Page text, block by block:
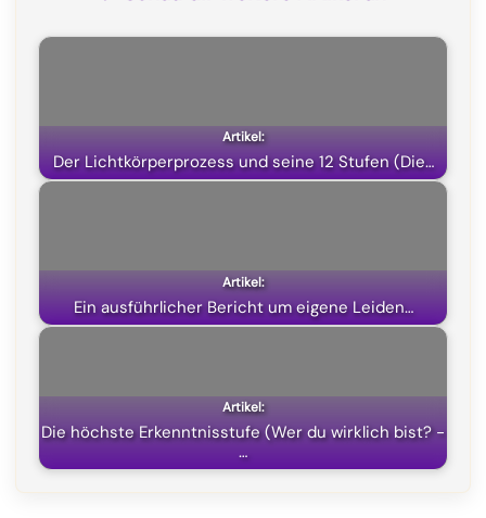
o
k
a
m
p
p
t
e
Der Lichtkörperprozess und seine 12 Stufen (Die…
Ein ausführlicher Bericht um eigene Leiden…
Die höchste Erkenntnisstufe (Wer du wirklich bist? -
…